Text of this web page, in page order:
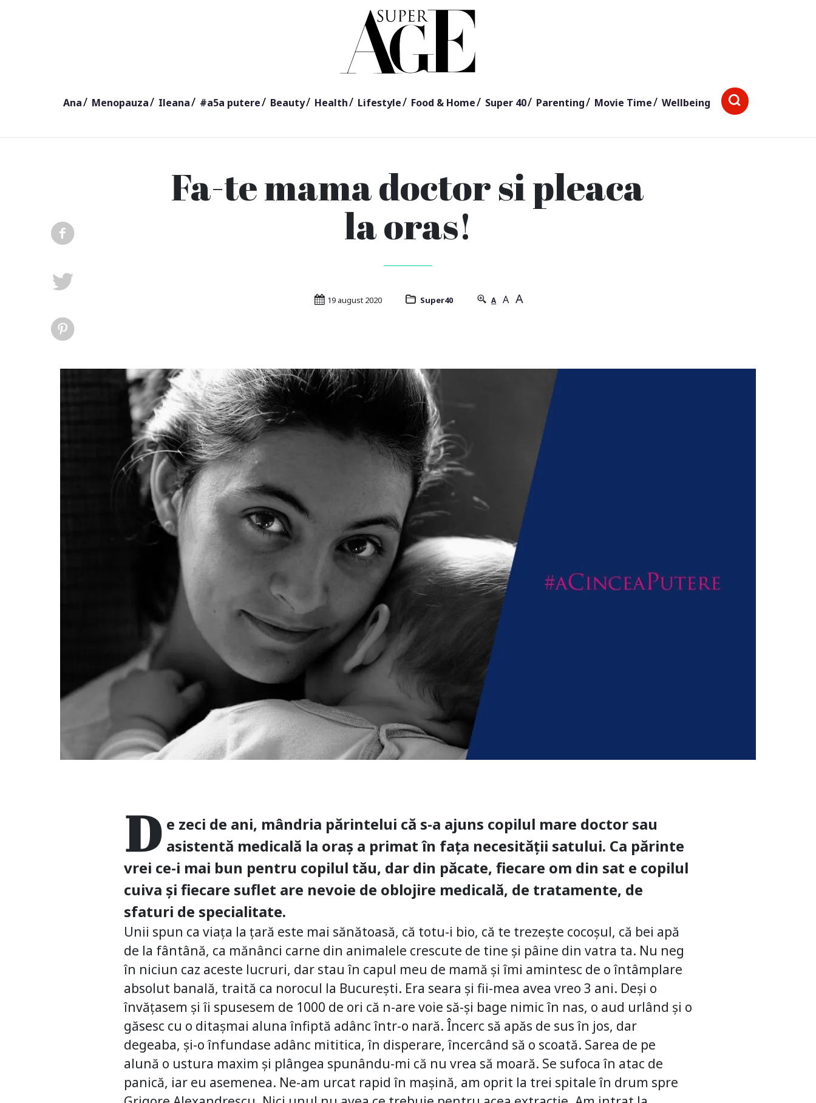
Ana Menopauza Ileana #a5a putere Beauty Health Lifestyle Food & Home Super 40 Parenting Movie Time Wellbeing
Fa-te mama doctor si pleaca
la oras!
19 august 2020 Super40 A A A
D e zeci de ani, mândria părintelui că s-a ajuns copilul mare doctor sau
asistentă medicală la oraș a primat în fața necesității satului. Ca părinte
vrei ce-i mai bun pentru copilul tău, dar din păcate, fiecare om din sat e copilul
cuiva și fiecare suflet are nevoie de oblojire medicală, de tratamente, de
sfaturi de specialitate.
Unii spun ca viața la țară este mai sănătoasă, că totu-i bio, că te trezește cocoșul, că bei apă
de la fântână, ca mănânci carne din animalele crescute de tine și pâine din vatra ta. Nu neg
în niciun caz aceste lucruri, dar stau în capul meu de mamă și îmi amintesc de o întâmplare
absolut banală, traită ca norocul la București. Era seara și fii-mea avea vreo 3 ani. Deși o
învățasem și îi spusesem de 1000 de ori că n-are voie să-și bage nimic în nas, o aud urlând și o
găsesc cu o ditașmai aluna înfiptă adânc într-o nară. Încerc să apăs de sus în jos, dar
degeaba, și-o înfundase adânc mititica, în disperare, încercând să o scoată. Sarea de pe
alună o ustura maxim și plângea spunându-mi că nu vrea să moară. Se sufoca în atac de
panică, iar eu asemenea. Ne-am urcat rapid în mașină, am oprit la trei spitale în drum spre